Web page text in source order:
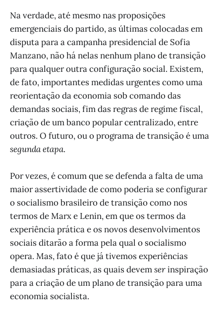
Na verdade, até mesmo nas proposições
emergenciais do partido, as últimas colocadas em
disputa para a campanha presidencial de Sofia
Manzano, não há nelas nenhum plano de transição
para qualquer outra configuração social. Existem,
de fato, importantes medidas urgentes como uma
reorientação da economia sob comando das
demandas sociais, fim das regras de regime fiscal,
criação de um banco popular centralizado, entre
outros. O futuro, ou o programa de transição é uma
segunda etapa.
Por vezes, é comum que se defenda a falta de uma
maior assertividade de como poderia se configurar
o socialismo brasileiro de transição como nos
termos de Marx e Lenin, em que os termos da
experiência prática e os novos desenvolvimentos
sociais ditarão a forma pela qual o socialismo
opera. Mas, fato é que já tivemos experiências
demasiadas práticas, as quais devemserinspiração
para a criação de um plano de transição para uma
economia socialista.